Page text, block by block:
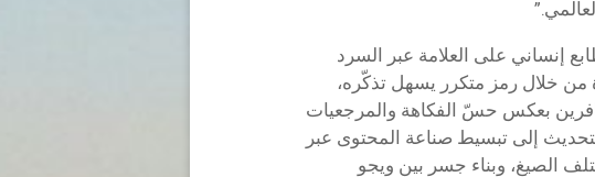
إنساني على العلامة عبر السرد
من خلال رمز متكرر يسهل تذكّره،
بعكس حسّ الفكاهة والمرجعيات
إلى تبسيط صناعة المحتوى عبر
الصيغ، وبناء جسر بين ويجو